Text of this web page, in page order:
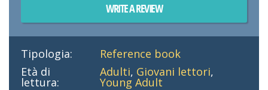
WRITE A REVIEW
Tipologia:
Reference book
Età di
lettura:
Adulti, Giovani lettori,
Young Adult